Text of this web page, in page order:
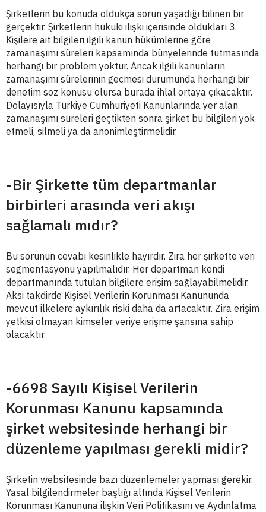
Şirketlerin bu konuda oldukça sorun yaşadığı bilinen bir
gerçektir. Şirketlerin hukuki ilişki içerisinde oldukları 3.
Kişilere ait bilgileri ilgili kanun hükümlerine göre
zamanaşımı süreleri kapsamında bünyelerinde tutmasında
herhangi bir problem yoktur. Ancak ilgili kanunların
zamanaşımı sürelerinin geçmesi durumunda herhangi bir
denetim söz konusu olursa burada ihlal ortaya çıkacaktır.
Dolayısıyla Türkiye Cumhuriyeti Kanunlarında yer alan
zamanaşımı süreleri geçtikten sonra şirket bu bilgileri yok
etmeli, silmeli ya da anonimleştirmelidir.
-Bir Şirkette tüm departmanlar
birbirleri arasında veri akışı
sağlamalı mıdır?
Bu sorunun cevabı kesinlikle hayırdır. Zira her şirkette veri
segmentasyonu yapılmalıdır. Her departman kendi
departmanında tutulan bilgilere erişim sağlayabilmelidir.
Aksi takdirde Kişisel Verilerin Korunması Kanununda
mevcut ilkelere aykırılık riski daha da artacaktır. Zira erişim
yetkisi olmayan kimseler veriye erişme şansına sahip
olacaktır.
-6698 Sayılı Kişisel Verilerin
Korunması Kanunu kapsamında
şirket websitesinde herhangi bir
düzenleme yapılması gerekli midir?
Şirketin websitesinde bazı düzenlemeler yapması gerekir.
Yasal bilgilendirmeler başlığı altında Kişisel Verilerin
Korunması Kanununa ilişkin Veri Politikasını ve Aydınlatma